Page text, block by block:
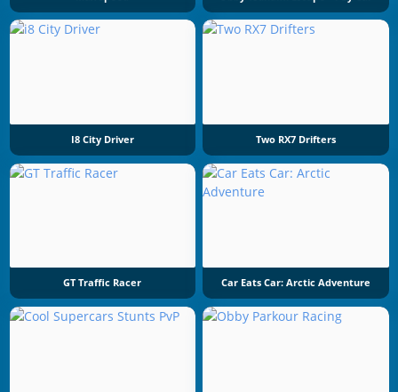
I8 City Driver Two RX7 Drifters
GT Traffic Racer Car Eats Car: Arctic Adventure